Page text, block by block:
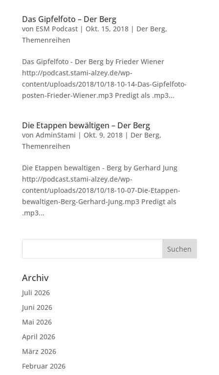
Das Gipfelfoto – Der Berg
von ESM Podcast| Okt. 15, 2018| Der Berg,
Themenreihen
Das Gipfelfoto - Der Berg by Frieder Wiener
http://podcast.stami-alzey.de/wp-
content/uploads/2018/10/18-10-14-Das-Gipfelfoto-
posten-Frieder-Wiener.mp3 Predigt als .mp3...
Die Etappen bewältigen – Der Berg
von AdminStami | Okt. 9, 2018| Der Berg,
Themenreihen
Die Etappen bewaltigen - Berg by Gerhard Jung
http://podcast.stami-alzey.de/wp-
content/uploads/2018/10/18-10-07-Die-Etappen-
bewaltigen-Berg-Gerhard-Jung.mp3 Predigt als
.mp3...
Archiv
Juli 2026
Juni 2026
Mai 2026
April 2026
März 2026
Februar 2026